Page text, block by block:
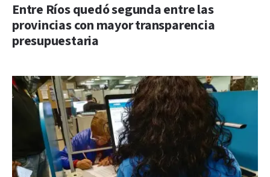
Entre Ríos quedó segunda entre las
provincias con mayor transparencia
presupuestaria